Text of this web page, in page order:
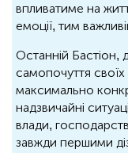
впливатиме на
емоції, тим
Останній Бастіон,
самопочуття своїх
максимально
надзвичайні
влади,
завжди першими